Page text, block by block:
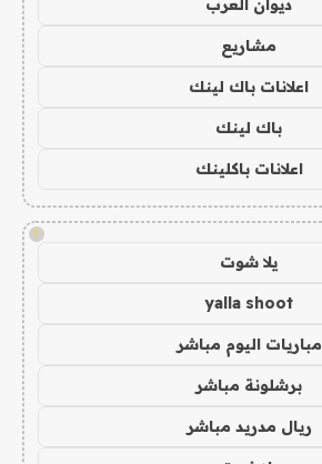
ديوان العرب
مشاريع
اعلانات باك لينك
باك لينك
اعلانات باكلينك
!
يلا شوت
yalla shoot
مباريات اليوم مباشر
برشلونة مباشر
ريال مدريد مباشر